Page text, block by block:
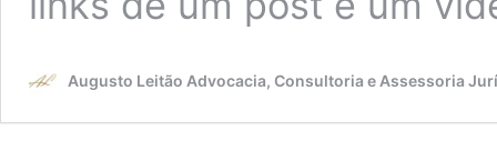
Augusto Leitão Advocacia, Consultoria e Assessoria